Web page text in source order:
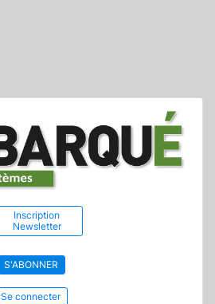
Inscription
Newsletter
S'ABONNER
Se connecter